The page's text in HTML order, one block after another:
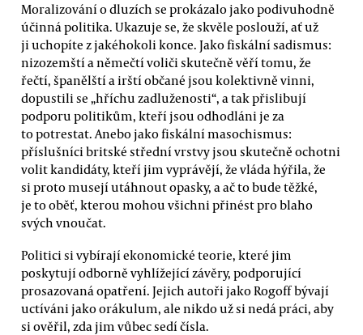
Moralizování o dluzích se prokázalo jako podivuhodně
účinná politika. Ukazuje se, že skvěle poslouží, ať už
ji uchopíte z jakéhokoli konce. Jako fiskální sadismus:
nizozemští a němečtí voliči skutečně věří tomu, že
řečtí, španělští a irští občané jsou kolektivně vinni,
dopustili se „hříchu zadluženosti“, a tak přislibují
podporu politikům, kteří jsou odhodláni je za
to potrestat. Anebo jako fiskální masochismus:
příslušníci britské střední vrstvy jsou skutečně ochotni
volit kandidáty, kteří jim vyprávějí, že vláda hýřila, že
si proto musejí utáhnout opasky, a ač to bude těžké,
je to oběť, kterou mohou všichni přinést pro blaho
svých vnoučat.
Politici si vybírají ekonomické teorie, které jim
poskytují odborně vyhlížející závěry, podporující
prosazovaná opatření. Jejich autoři jako Rogoff bývají
uctíváni jako orákulum, ale nikdo už si nedá práci, aby
si ověřil, zda jim vůbec sedí čísla.